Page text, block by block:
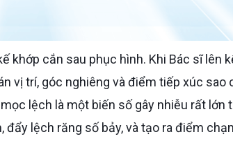
vị trí, góc nghiêng và điểm tiếp xúc sao
lệch là một biến số gây nhiễu rất lớn
lệch răng số bảy, và tạo ra điểm